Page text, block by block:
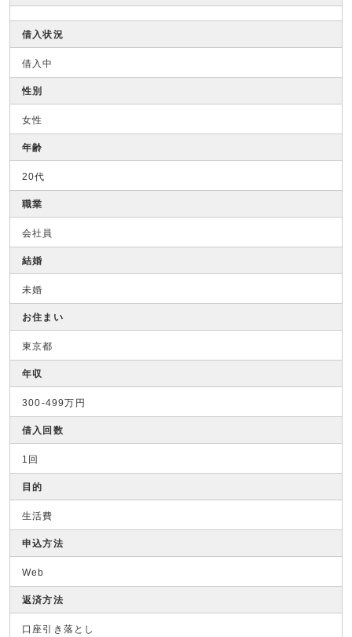
借入状況
借入中
性別
女性
年齢
20代
職業
会社員
結婚
未婚
お住まい
東京都
年収
300-499万円
借入回数
1回
目的
生活費
申込方法
Web
返済方法
口座引き落とし